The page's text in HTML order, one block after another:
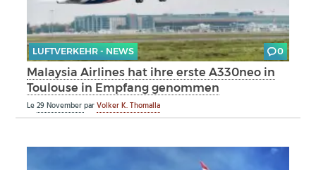
LUFTVERKEHR - NEWS 0
Malaysia Airlines hat ihre erste A330neo in
Toulouse in Empfang genommen
Le29 NovemberparVolker K. Thomalla